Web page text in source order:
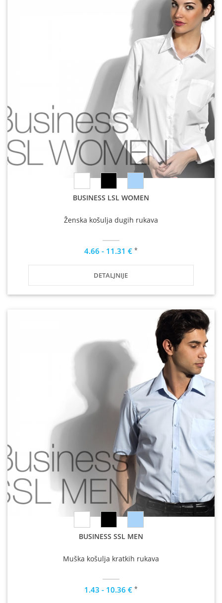
BUSINESS LSL WOMEN
Ženska košulja dugih rukava
4.66 - 11.31 € *
DETALJNIJE
BUSINESS SSL MEN
Muška košulja kratkih rukava
1.43 - 10.36 € *